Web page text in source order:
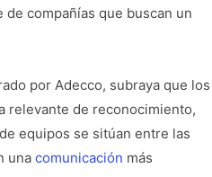
compañías que buscan un
por Adecco, subraya que los
relevante de reconocimiento,
equipos se sitúan entre las
una comunicación más